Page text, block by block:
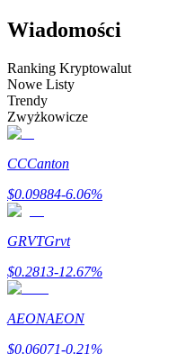
transakcji
Analiza Big Data, w
Wiadomości
Ranking Kryptowalut
Nowe Listy
Trendy
Zwyżkowicze
CCCanton
$0.09884-6.06%
GRVTGrvt
$0.2813-12.67%
AEONAEON
$0.06071-0.21%